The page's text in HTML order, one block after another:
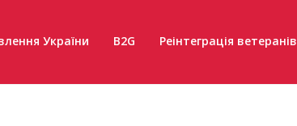
України B2G Реінтеграція ветеранів